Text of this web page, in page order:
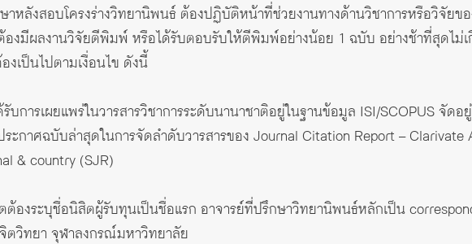
หลังสอบโครงร่างวิทยานิพนธ์ ต้องปฏิบัติหน้าที่ช่วยงานทางด้านวิชาการหรือวิจัยข
องมีผลงานวิจัยตีพิมพ์ หรือได้รับตอบรับให้ตีพิมพ์อย่างน้อย 1 ฉบับ อย่างช้าที่สุดไม่
งเป็นไปตามเงื่อนไข ดังนี้
การเผยแพร่ในวารสารวิชาการระดับนานาชาติอยู่ในฐานข้อมูล ISI/SCOPUS จัดอ
ะกาศฉบับล่าสุดในการจัดลําดับวารสารของ Journal Citation Report – Clarivate
& country (SJR)
งระบุชื่อนิสิตผู้รับทุนเป็นชื่อแรก อาจารย์ที่ปรึกษาวิทยานิพนธ์หลักเป็น
ตวิทยา จุฬาลงกรณ์มหาวิทยาลัย